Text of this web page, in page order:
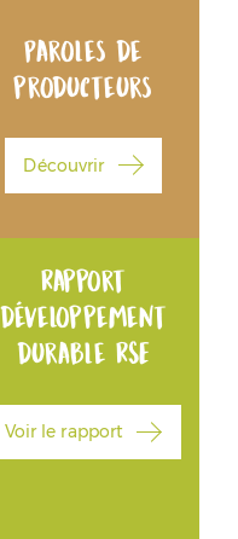
Paroles de
producteurs
Découvrir
Rapport
développement
durable RSE
Voir le rapport